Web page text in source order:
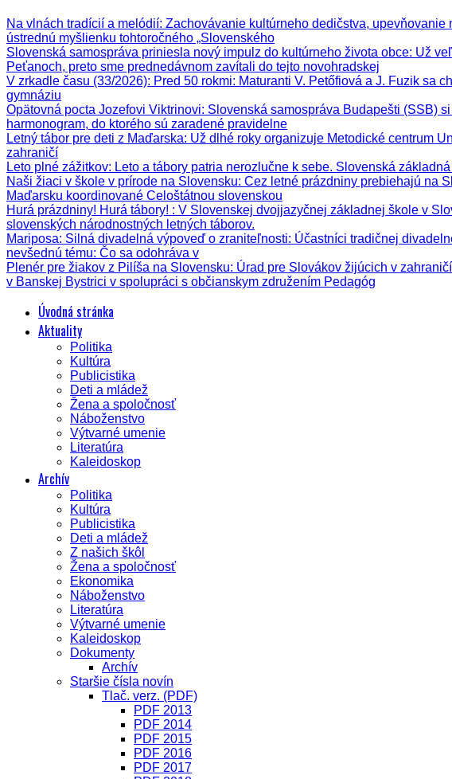
Na vlnách tradícií a melódií: Zachovávanie kultúrneho dedičstva,
ústrednú myšlienku tohtoročného „Slovenského
Slovenská samospráva priniesla nový impulz do kultúrneho života obce: Už
Peťanoch, preto sme prednedávnom zavítali do tejto novohradskej
V zrkadle času (33/2026): Pred 50 rokmi: Maturanti V. Petőfiová a J. Fuzik sa
gymnáziu
Opätovná pocta Jozefovi Viktrinovi: Slovenská samospráva Budapešti (SSB)
harmonogram, do ktorého sú zaradené pravidelne
Letný tábor pre deti z Maďarska: Už dlhé roky organizuje Metodické centrum
zahraničí
Leto plné zážitkov: Leto a tábory patria nerozlučne k sebe. Slovenská
Naši žiaci v škole v prírode na Slovensku: Cez letné prázdniny prebiehajú na
Maďarsku koordinované Celoštátnou slovenskou
Hurá prázdniny! Hurá tábory! : V Slovenskej dvojjazyčnej základnej škole v
slovenských národnostných letných táborov.
Mariposa: Silná divadelná výpoveď o zraniteľnosti: Účastníci tradičnej
nevšednú tému: Čo sa odohráva v
Plenér pre žiakov z Pilíša na Slovensku: Úrad pre Slovákov žijúcich v
v Banskej Bystrici v spolupráci s občianskym združením Pedagóg
Úvodná stránka
Aktuality
Politika
Kultúra
Publicistika
Deti a mládež
Žena a spoločnosť
Náboženstvo
Výtvarné umenie
Literatúra
Kaleidoskop
Archív
Politika
Kultúra
Publicistika
Deti a mládež
Z našich škôl
Žena a spoločnosť
Ekonomika
Náboženstvo
Literatúra
Výtvarné umenie
Kaleidoskop
Dokumenty
Archív
Staršie čísla novín
Tlač. verz. (PDF)
PDF 2013
PDF 2014
PDF 2015
PDF 2016
PDF 2017